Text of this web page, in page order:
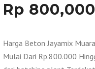
Rp
Harga Beton Jayamix
Mulai Dari Rp.800.000